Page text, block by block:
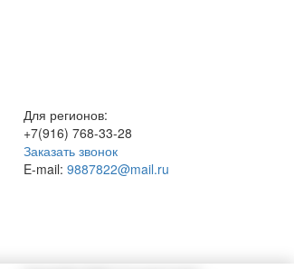
Для регионов:
+7(916) 768-33-28
Заказать звонок
E-mail:9887822@mail.ru